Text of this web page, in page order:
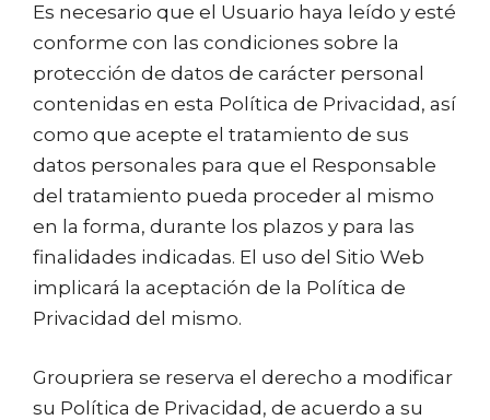
Es necesario que el Usuario haya leído y esté
conforme con las condiciones sobre la
protección de datos de carácter personal
contenidas en esta Política de Privacidad, así
como que acepte el tratamiento de sus
datos personales para que el Responsable
del tratamiento pueda proceder al mismo
en la forma, durante los plazos y para las
finalidades indicadas. El uso del Sitio Web
implicará la aceptación de la Política de
Privacidad del mismo.
Groupriera se reserva el derecho a modificar
su Política de Privacidad, de acuerdo a su